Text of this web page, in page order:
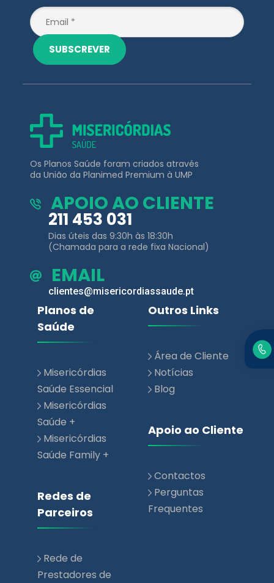
SUBSCREVER
Os Planos Saúde foram criados através
da União da Planimed Premium à UMP
APOIO AO CLIENTE
211 453 031
Dias úteis das 9:30h às 18:30h
(Chamada para a rede fixa Nacional)
EMAIL
clientes@misericordiassaude.pt
Planos de
Saúde
Misericórdias
Saúde Essencial
Misericórdias
Saúde +
Misericórdias
Saúde Family +
Redes de
Parceiros
Rede de
Prestadores de
Outros Links
Área de Cliente
Notícias
Blog
Apoio ao Cliente
Contactos
Perguntas
Frequentes